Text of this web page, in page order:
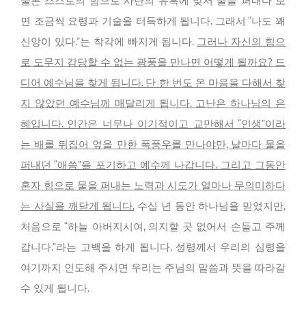
면 조금씩 요령과 기술을 터득하게 됩니다. 그래서 “나도 꽤
신앙이 있다.”는 착각에 빠지게 됩니다. 그러나 자신의 힘으
로 도무지 감당할 수 없는 광풍을 만나면 어떻게 될까요? 드
디어 예수님을 찾게 됩니다. 단 한 번도 온 마음을 다해서 찾
지 않았던 예수님께 매달리게 됩니다. 고난은 하나님의 은
혜입니다. 인간은 너무나 이기적이고 교만해서 “인생”이라
는 배를 뒤집어 엎을 만한 폭풍우를 만나야만, 날마다 물을
퍼내던 “애씀”을 포기하고 예수께 나갑니다. 그리고 그동안
혼자 힘으로 물을 퍼내는 노력과 시도가 얼마나 무의미하다
는 사실을 깨닫게 됩니다.수십 년 동안 하나님을 믿었지만,
처음으로 “하늘 아버지시여, 의지할 곳 없어서 손들고 주께
갑니다.”라는 고백을 하게 됩니다. 성령께서 우리의 심령을
여기까지 인도해 주시면 우리는 주님의 말씀과 뜻을 따라갈
수 있게 됩니다.